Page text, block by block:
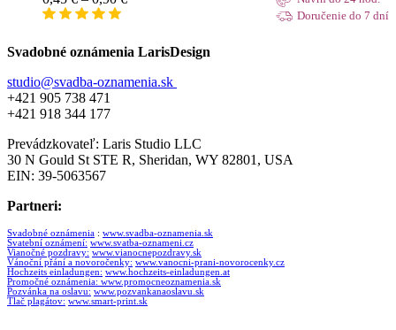
through
0,90 €
Doručenie do 7 dní
Svadobné oznámenia LarisDesign
studio@svadba-oznamenia.sk
+421 905 738 471
+421 918 344 177
Prevádzkovateľ: Laris Studio LLC
30 N Gould St STE R, Sheridan, WY 82801, USA
EIN: 39-5063567
Partneri:
Svadobné oznámenia : www.svadba-oznamenia.sk
Svatební oznámení: www.svatba-oznameni.cz
Vianočné pozdravy: www.vianocnepozdravy.sk
Vánoční přání a novoročenky: www.vanocni-prani-novorocenky.cz
Hochzeits einladungen: www.hochzeits-einladungen.at
Promočné oznámenia: www.promocneoznamenia.sk
Pozvánka na oslavu: www.pozvankanaoslavu.sk
Tlač plagátov: www.smart-print.sk